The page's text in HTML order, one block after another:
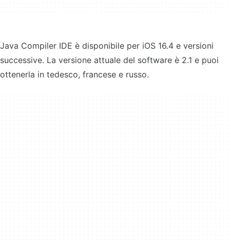
Java Compiler IDE è disponibile per iOS 16.4 e versioni
successive. La versione attuale del software è 2.1 e puoi
ottenerla in tedesco, francese e russo.